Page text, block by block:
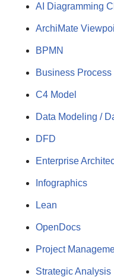
AI Diagramming
ArchiMate
BPMN
Business Process
C4 Model
Data Modeling /
DFD
Enterprise
Infographics
Lean
OpenDocs
Project
Strategic Analysis